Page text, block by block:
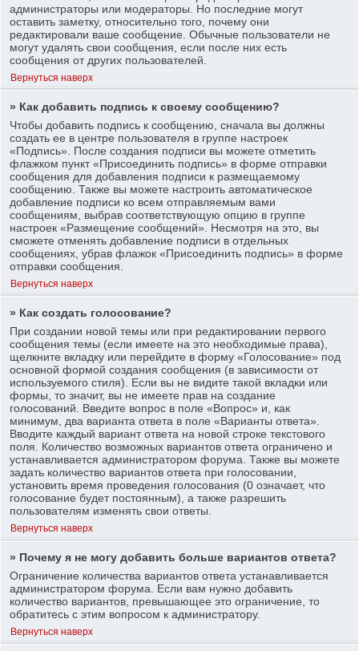
администраторы или модераторы. Но последние могут
оставить заметку, относительно того, почему они
редактировали ваше сообщение. Обычные пользователи не
могут удалять свои сообщения, если после них есть
сообщения от других пользователей.
Вернуться наверх
» Как добавить подпись к своему сообщению?
Чтобы добавить подпись к сообщению, сначала вы должны
создать ее в центре пользователя в группе настроек
«Подпись». После создания подписи вы можете отметить
флажком пункт «Присоединить подпись» в форме отправки
сообщения для добавления подписи к размещаемому
сообщению. Также вы можете настроить автоматическое
добавление подписи ко всем отправляемым вами
сообщениям, выбрав соответствующую опцию в группе
настроек «Размещение сообщений». Несмотря на это, вы
сможете отменять добавление подписи в отдельных
сообщениях, убрав флажок «Присоединить подпись» в форме
отправки сообщения.
Вернуться наверх
» Как создать голосование?
При создании новой темы или при редактировании первого
сообщения темы (если имеете на это необходимые права),
щелкните вкладку или перейдите в форму «Голосование» под
основной формой создания сообщения (в зависимости от
используемого стиля). Если вы не видите такой вкладки или
формы, то значит, вы не имеете прав на создание
голосований. Введите вопрос в поле «Вопрос» и, как
минимум, два варианта ответа в поле «Варианты ответа».
Вводите каждый вариант ответа на новой строке текстового
поля. Количество возможных вариантов ответа ограничено и
устанавливается администратором форума. Также вы можете
задать количество вариантов ответа при голосовании,
установить время проведения голосования (0 означает, что
голосование будет постоянным), а также разрешить
пользователям изменять свои ответы.
Вернуться наверх
» Почему я не могу добавить больше вариантов ответа?
Ограничение количества вариантов ответа устанавливается
администратором форума. Если вам нужно добавить
количество вариантов, превышающее это ограничение, то
обратитесь с этим вопросом к администратору.
Вернуться наверх